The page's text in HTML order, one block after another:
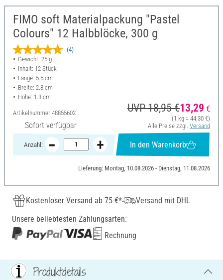
FIMO soft Materialpackung "Pastel
Colours" 12 Halbblöcke, 300 g
(4)
Gewicht: 25 g
Inhalt: 12 Stück
Länge: 5.5 cm
Breite: 2.8 cm
Höhe: 1.3 cm
Artikelnummer 48855602
Sofort verfügbar
UVP 18,95 €13,29 €
(1 kg = 44,30 €)
Alle Preise zzgl. Versand
Anzahl: In den Warenkorb
Lieferung: Montag, 10.08.2026 - Dienstag, 11.08.2026
Kostenloser Versand ab 75 €*
Versand mit DHL
Unsere beliebtesten Zahlungsarten:
Rechnung
Produktdetails